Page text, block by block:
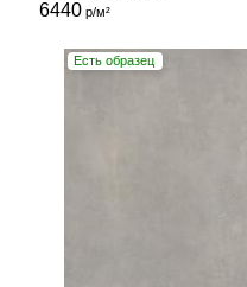
6440р/м²
Есть образец